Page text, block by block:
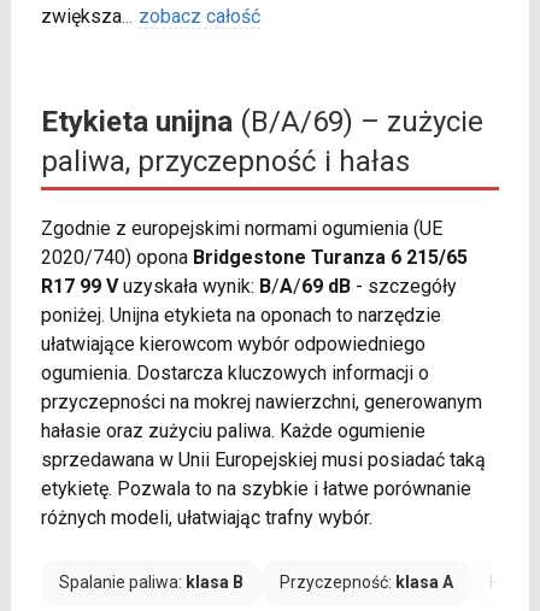
zwiększa... zobacz całość
Etykieta unijna(B/A/69) – zużycie
paliwa, przyczepność i hałas
Zgodnie z europejskimi normami ogumienia (UE
2020/740) opona Bridgestone Turanza 6 215/65
R17 99 Vuzyskała wynik: B/A/69 dB- szczegóły
poniżej. Unijna etykieta na oponach to narzędzie
ułatwiające kierowcom wybór odpowiedniego
ogumienia. Dostarcza kluczowych informacji o
przyczepności na mokrej nawierzchni, generowanym
hałasie oraz zużyciu paliwa. Każde ogumienie
sprzedawana w Unii Europejskiej musi posiadać taką
etykietę. Pozwala to na szybkie i łatwe porównanie
różnych modeli, ułatwiając trafny wybór.
Spalanie paliwa: klasa B Przyczepność: klasa A Hałas: